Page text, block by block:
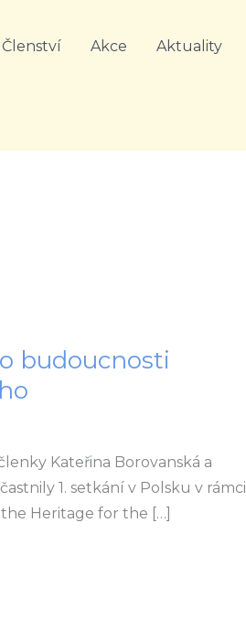
Členství Akce Aktuality
budoucnosti
Kateřina Borovanská a
1. setkání v Polsku v rámci
Heritage for the […]